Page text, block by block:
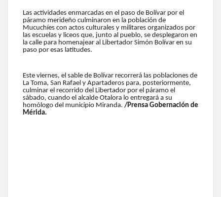
Las actividades enmarcadas en el paso de Bolívar por el
páramo merideño culminaron en la población de
Mucuchíes con actos culturales y militares organizados por
las escuelas y liceos que, junto al pueblo, se desplegaron en
la calle para homenajear al Libertador Simón Bolívar en su
paso por esas latitudes.
Este viernes, el sable de Bolívar recorrerá las poblaciones de
La Toma, San Rafael y Apartaderos para, posteriormente,
culminar el recorrido del Libertador por el páramo el
sábado, cuando el alcalde Otalora lo entregará a su
homólogo del municipio Miranda. /Prensa Gobernación de
Mérida.